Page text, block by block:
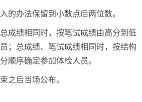
的办法保留到小数点后两位数。
成绩相同时，按笔试成绩由高分到低
；总成绩、笔试成绩相同时，按结构
顺序确定参加体检人员。
之后当场公布。